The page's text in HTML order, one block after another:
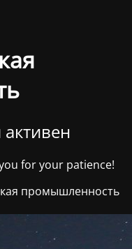
for your patience!
промышленность